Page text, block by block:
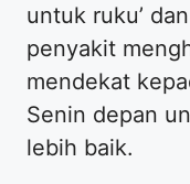
untuk ruku’
penyakit
mendekat
Senin depan
lebih baik.